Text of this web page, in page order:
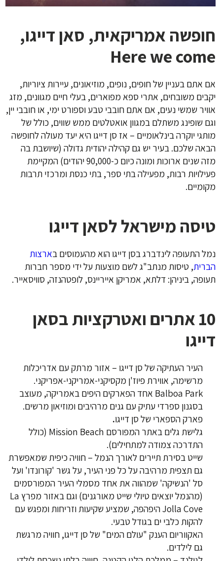
חופשה אמריקאית, סאן דייגו,
Here we come
אם אתם בעניין של חופים, נופים, מוזיאונים, עיירות ציוריות,
יקבים משובחים, אתרי ספא מפוארים, בעלי חיים מגוונים, מזג
אוויר שמשי נעים, אם אתם חובבי טבע וספורט ימי, או חובבי יין,
וגם שופינג משתלם במגוון אואטלטים ממש שווים, כולל של
מותגי יוקרה בינלאומיים – אז סן דייגו היא יעד מעולה לחופשה
הבאה שלכם. בעיר יש גם קהילה יהודית גדולה (שיושבת בה
מזה שנים ארוכות ומונה כיום כ-90,000 יהודים) המקיימת
פעילויות רבות, מפעילה בתי ספר, בתי כנסת ומרכזי תרבות
מקומיים.
טיסה מישראל לסאן דייגו
נמל התעופה לינדברג בסן דייגו הוא מהעמוסים בארצות
הברית, טיסות מנתב"ג לשם מוצעות על ידי מספר חברות
תעופה, ביניהן: דלתא, אמריקן אייריינס, לופטהנזה, סוויסאייר.
10 אתרים ואטרקציות בסאן
דייגו
העיר העתיקה של סן דייגו – אזור מרתק עם אדריכלות
מרשימה, אווירת פיוז'ן מקסיקני-אמריקני-אפריקני.
Balboa Park אחד הפארקים היפים באמריקה, מעוצב
בסגנון ספרדי עתיק עם גנים מרהיבים ומוזיאון מרשים.
פארק הספארי של סן דייגו.
גלישת גלים באתר המפורסם Mission Beach (כולל
התדרכה צמודה למתחילים).
שייט בסירת תיירים לאורך הנמל – חוויה כיפית שמאפשרת
גם תצפית מרהיבה על כל פני העיר, על גשר 'קורונדו' ועל
סל 'הנשיקה' שמהווה את אחד מסמלי העיר המפורסמים
(מהנמל יוצאים טיולי שייט מאורגנים) וגם באזור מפרץ La
Jolla Cove היפהפה, שמציע שקיעות וזריחות ומפגש עם
להקות כלבי ים בגודל טבעי.
האקווריום הענק "עולם המים" של סן דייגו, חוויה מרגשת
גם לילדים.